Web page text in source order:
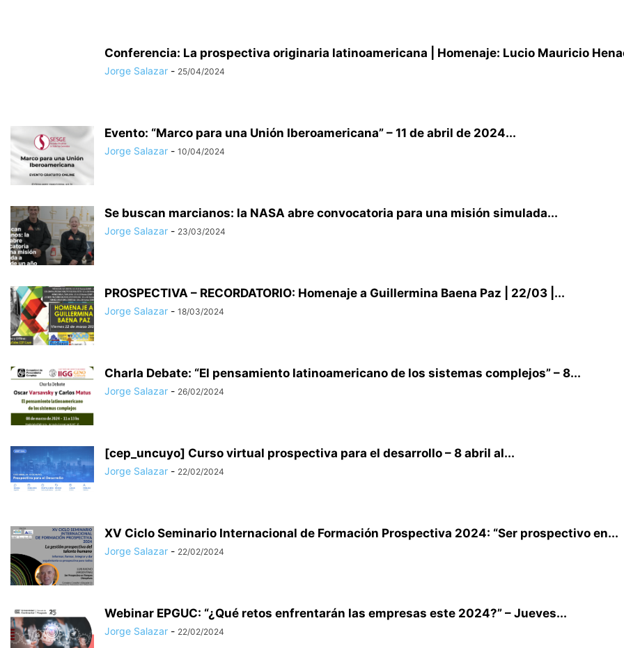
Conferencia: La prospectiva originaria latinoamericana | Homenaje: Lucio Mauricio
Jorge Salazar - 25/04/2024
Evento: “Marco para una Unión Iberoamericana” – 11 de abril de 2024...
Jorge Salazar - 10/04/2024
Se buscan marcianos: la NASA abre convocatoria para una misión simulada...
Jorge Salazar - 23/03/2024
PROSPECTIVA – RECORDATORIO: Homenaje a Guillermina Baena Paz | 22/03 |...
Jorge Salazar - 18/03/2024
Charla Debate: “El pensamiento latinoamericano de los sistemas complejos” – 8...
Jorge Salazar - 26/02/2024
[cep_uncuyo] Curso virtual prospectiva para el desarrollo – 8 abril al...
Jorge Salazar - 22/02/2024
XV Ciclo Seminario Internacional de Formación Prospectiva 2024: “Ser prospectivo en...
Jorge Salazar - 22/02/2024
Webinar EPGUC: “¿Qué retos enfrentarán las empresas este 2024?” – Jueves...
Jorge Salazar - 22/02/2024